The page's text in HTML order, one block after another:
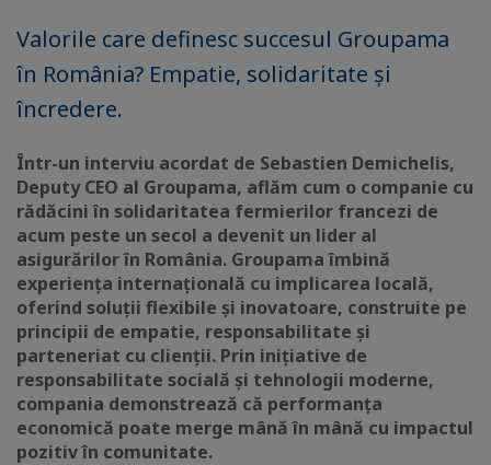
Valorile care definesc succesul Groupama
în România? Empatie, solidaritate și
încredere.
Într-un interviu acordat de Sebastien Demichelis,
Deputy CEO al Groupama, aflăm cum o companie cu
rădăcini în solidaritatea fermierilor francezi de
acum peste un secol a devenit un lider al
asigurărilor în România. Groupama îmbină
experiența internațională cu implicarea locală,
oferind soluții flexibile și inovatoare, construite pe
principii de empatie, responsabilitate și
parteneriat cu clienții. Prin inițiative de
responsabilitate socială și tehnologii moderne,
compania demonstrează că performanța
economică poate merge mână în mână cu impactul
pozitiv în comunitate.